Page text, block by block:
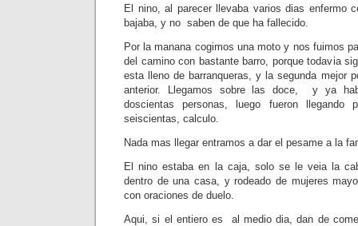
El nino, al parecer llevaba varios dias enfermo
bajaba, y no saben de que ha fallecido.
Por la manana cogimos una moto y nos fuimos
del camino con bastante barro, porque todavia
esta lleno de barranqueras, y la segunda mejor
anterior. Llegamos sobre las doce, y ya
doscientas personas, luego fueron
seiscientas, calculo.
Nada mas llegar entramos a dar el pesame a la
El nino estaba en la caja, solo se le veia la
dentro de una casa, y rodeado de mujeres
con oraciones de duelo.
Aqui, si el entiero es al medio dia, dan de